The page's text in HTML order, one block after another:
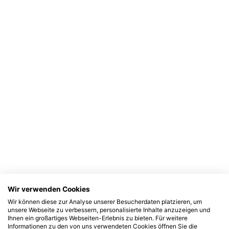
Wir verwenden Cookies
Wir können diese zur Analyse unserer Besucherdaten platzieren, um
unsere Webseite zu verbessern, personalisierte Inhalte anzuzeigen und
Ihnen ein großartiges Webseiten-Erlebnis zu bieten. Für weitere
Informationen zu den von uns verwendeten Cookies öffnen Sie die